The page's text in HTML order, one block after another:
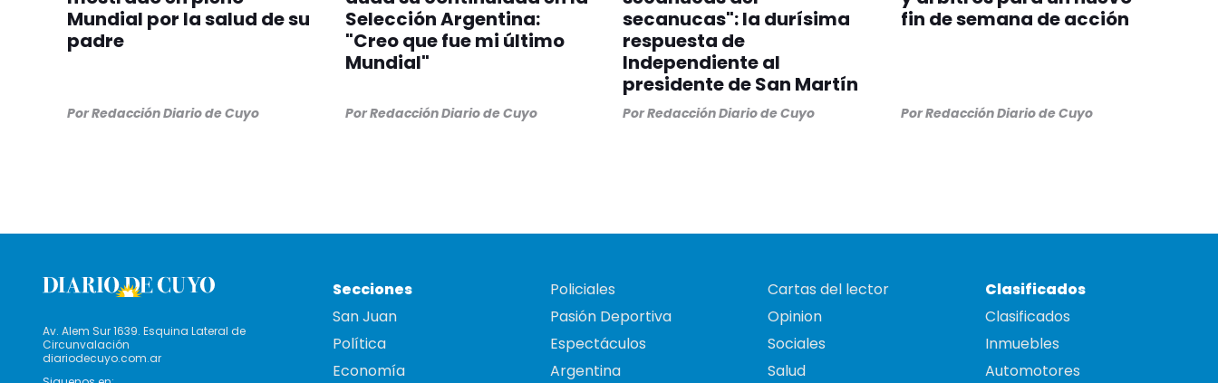
Mundial por la salud de su
padre
PorRedacción Diario de Cuyo
Selección Argentina:
"Creo que fue mi último
Mundial"
PorRedacción Diario de Cuyo
secanucas": la durísima
respuesta de
Independiente al
presidente de San Martín
PorRedacción Diario de Cuyo
fin de semana de acción
PorRedacción Diario de Cuyo
Av. Alem Sur 1639. Esquina Lateral de
Circunvalación
diariodecuyo.com.ar
Secciones
San Juan
Política
Economía
Policiales
Pasión Deportiva
Espectáculos
Argentina
Cartas del lector
Opinion
Sociales
Salud
Clasificados
Clasificados
Inmuebles
Automotores